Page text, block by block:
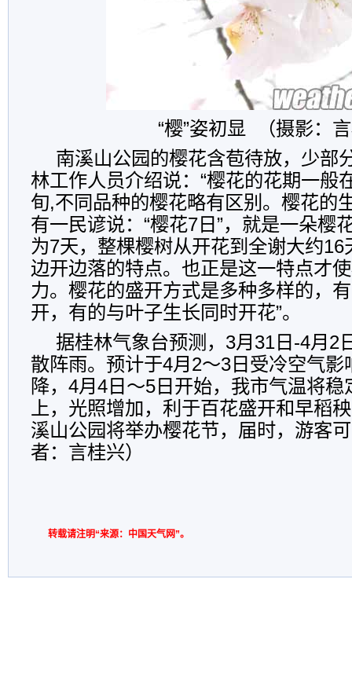
“樱”姿初显 （摄影：
南溪山公园的樱花含苞待放，少部
林工作人员介绍说：“樱花的花期一般
旬,不同品种的樱花略有区别。樱花的
有一民谚说：“樱花7日”，就是一朵樱
为7天，整棵樱树从开花到全谢大约
边开边落的特点。也正是这一特点才
力。樱花的盛开方式是多种多样的，
开，有的与叶子生长同时开花”。
据桂林气象台预测，3月31日-4月2
散阵雨。预计于4月2～3日受冷空气影
降，4月4日～5日开始，我市气温将
上，光照增加，利于百花盛开和早稻
溪山公园将举办樱花节，届时，游客
者：言桂兴）
转载请注明“来源：中国天气网”。